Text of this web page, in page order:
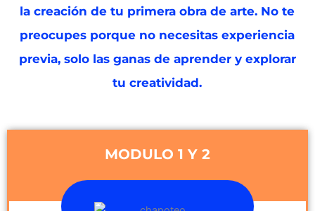
la creación de tu primera obra de arte. No te
preocupes porque no necesitas experiencia
previa, solo las ganas de aprender y explorar
tu creatividad.
MODULO 1 Y 2